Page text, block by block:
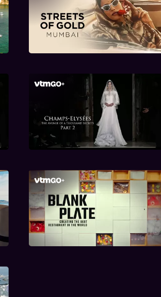
Streets of Gold: Mumbai
Champs-Elysées - Deel 2
Hoe word je het beste
restaurant ter wereld?